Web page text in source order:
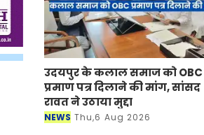
उदयपुर के कलाल समाज को OBC
प्रमाण पत्र दिलाने की मांग, सांसद
रावत ने उठाया मुद्दा
NEWS Thu,6 Aug 2026